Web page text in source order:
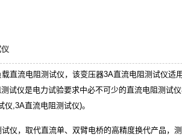
直流电阻测试仪，该变压器3A直流电阻测试仪适
试仪是电力试验要求中必不可少的直流电阻测试
,3A直流电阻测试仪)。
仪，取代直流单、双臂电桥的高精度换代产品，